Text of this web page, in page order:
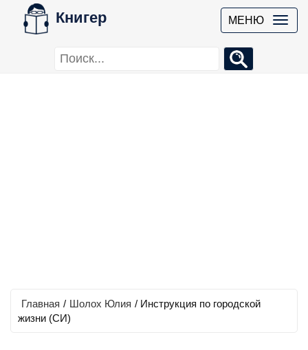
Книгер МЕНЮ
Главная / Шолох Юлия / Инструкция по городской
жизни (СИ)